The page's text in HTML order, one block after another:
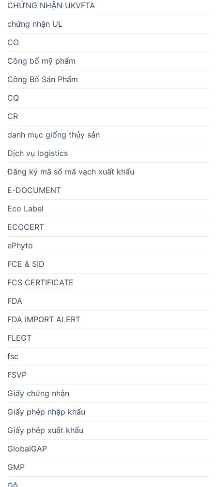
CHỨNG NHẬN UKVFTA
chứng nhận UL
CO
Công bố mỹ phẩm
Công Bố Sản Phẩm
CQ
CR
danh mục giống thủy sản
Dịch vụ logistics
Đăng ký mã số mã vạch xuất khẩu
E-DOCUMENT
Eco Label
ECOCERT
ePhyto
FCE & SID
FCS CERTIFICATE
FDA
FDA IMPORT ALERT
FLEGT
fsc
FSVP
Giấy chứng nhận
Giấy phép nhập khẩu
Giấy phép xuất khẩu
GlobalGAP
GMP